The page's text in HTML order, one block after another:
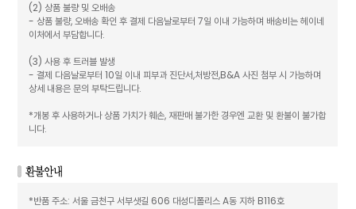
(2) 상품 불량 및 오배송
- 상품 불량, 오배송 확인 후 결제 다음날로부터 7일 이내 가능하며 배송비는 헤이네
이처에서 부담합니다.
(3) 사용 후 트러블 발생
- 결제 다음날로부터 10일 이내 피부과 진단서,처방전,B&A 사진 첨부 시 가능하며
상세 내용은 문의 부탁드립니다.
*개봉 후 사용하거나 상품 가치가 훼손, 재판매 불가한 경우엔 교환 및 환불이 불가합
니다.
*반품 주소: 서울 금천구 서부샛길 606 대성디폴리스 A동 지하 B116호